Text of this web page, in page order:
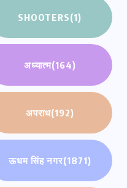
SHOOTERS(1)
अध्यात्म(164)
अपराध(192)
ऊधम सिंह नगर(1871)